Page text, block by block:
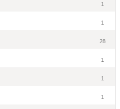
1
1
28
1
1
1